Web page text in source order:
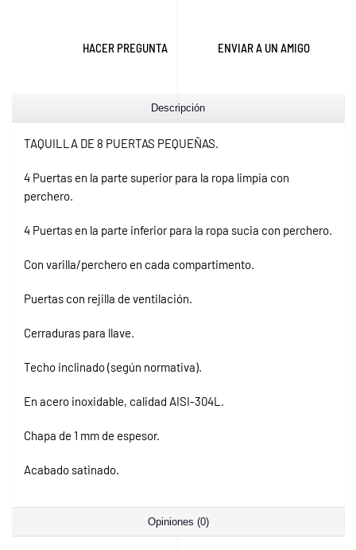
HACER PREGUNTA ENVIAR A UN AMIGO
Descripción
TAQUILLA DE 8 PUERTAS PEQUEÑAS.
4 Puertas en la parte superior para la ropa limpia con
perchero.
4 Puertas en la parte inferior para la ropa sucia con perchero.
Con varilla/perchero en cada compartimento.
Puertas con rejilla de ventilación.
Cerraduras para llave.
Techo inclinado (según normativa).
En acero inoxidable, calidad AISI-304L.
Chapa de 1 mm de espesor.
Acabado satinado.
Opiniones (0)